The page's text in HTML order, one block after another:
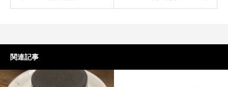
関連記事